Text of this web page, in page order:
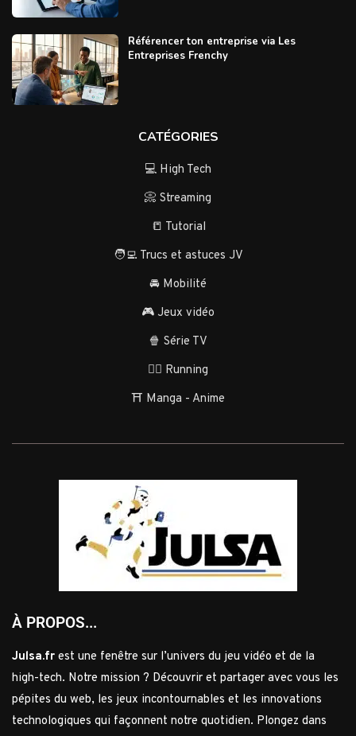
Référencer ton entreprise via Les
Entreprises Frenchy
CATÉGORIES
💻 High Tech
📀 Streaming
📒 Tutorial
🧑‍💻 Trucs et astuces JV
🚘 Mobilité
🎮 Jeux vidéo
🍿 Série TV
🏃‍♂️ Running
⛩️ Manga - Anime
À PROPOS...
Julsa.fr est une fenêtre sur l’univers du jeu vidéo et de la
high-tech. Notre mission ? Découvrir et partager avec vous les
pépites du web, les jeux incontournables et les innovations
technologiques qui façonnent notre quotidien. Plongez dans